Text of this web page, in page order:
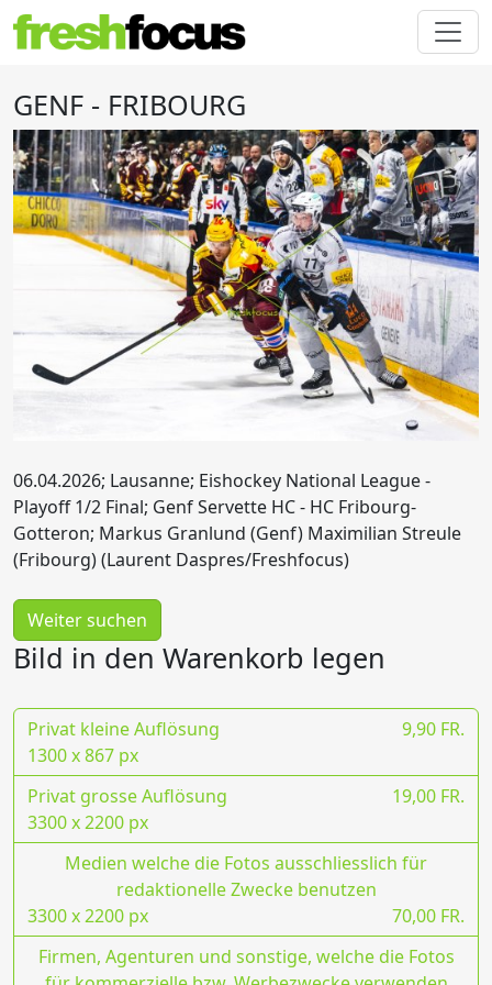
GENF - FRIBOURG
06.04.2026; Lausanne; Eishockey National League -
Playoff 1/2 Final; Genf Servette HC - HC Fribourg-
Gotteron; Markus Granlund (Genf) Maximilian Streule
(Fribourg) (Laurent Daspres/Freshfocus)
Weiter suchen
Bild in den Warenkorb legen
Privat kleine Auflösung
9,90 FR.
1300 x 867 px
Privat grosse Auflösung
19,00 FR.
3300 x 2200 px
Medien welche die Fotos ausschliesslich für
redaktionelle Zwecke benutzen
70,00 FR.
3300 x 2200 px
Firmen, Agenturen und sonstige, welche die Fotos